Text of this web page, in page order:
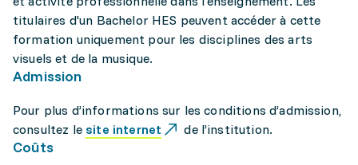
titulaires d'un Bachelor HES peuvent accéder à cette
formation uniquement pour les disciplines des arts
visuels et de la musique.
Admission
Pour plus d’informations sur les conditions d’admission,
consultez le site internet de l’institution.
Coûts